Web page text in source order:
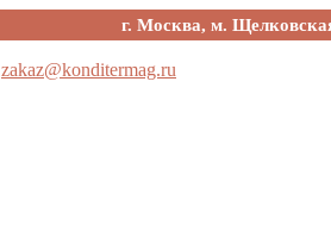
г. Москва, м.
zakaz@konditermag.ru